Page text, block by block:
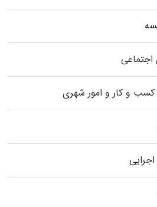
اجتماعی
و کار و امور شهری